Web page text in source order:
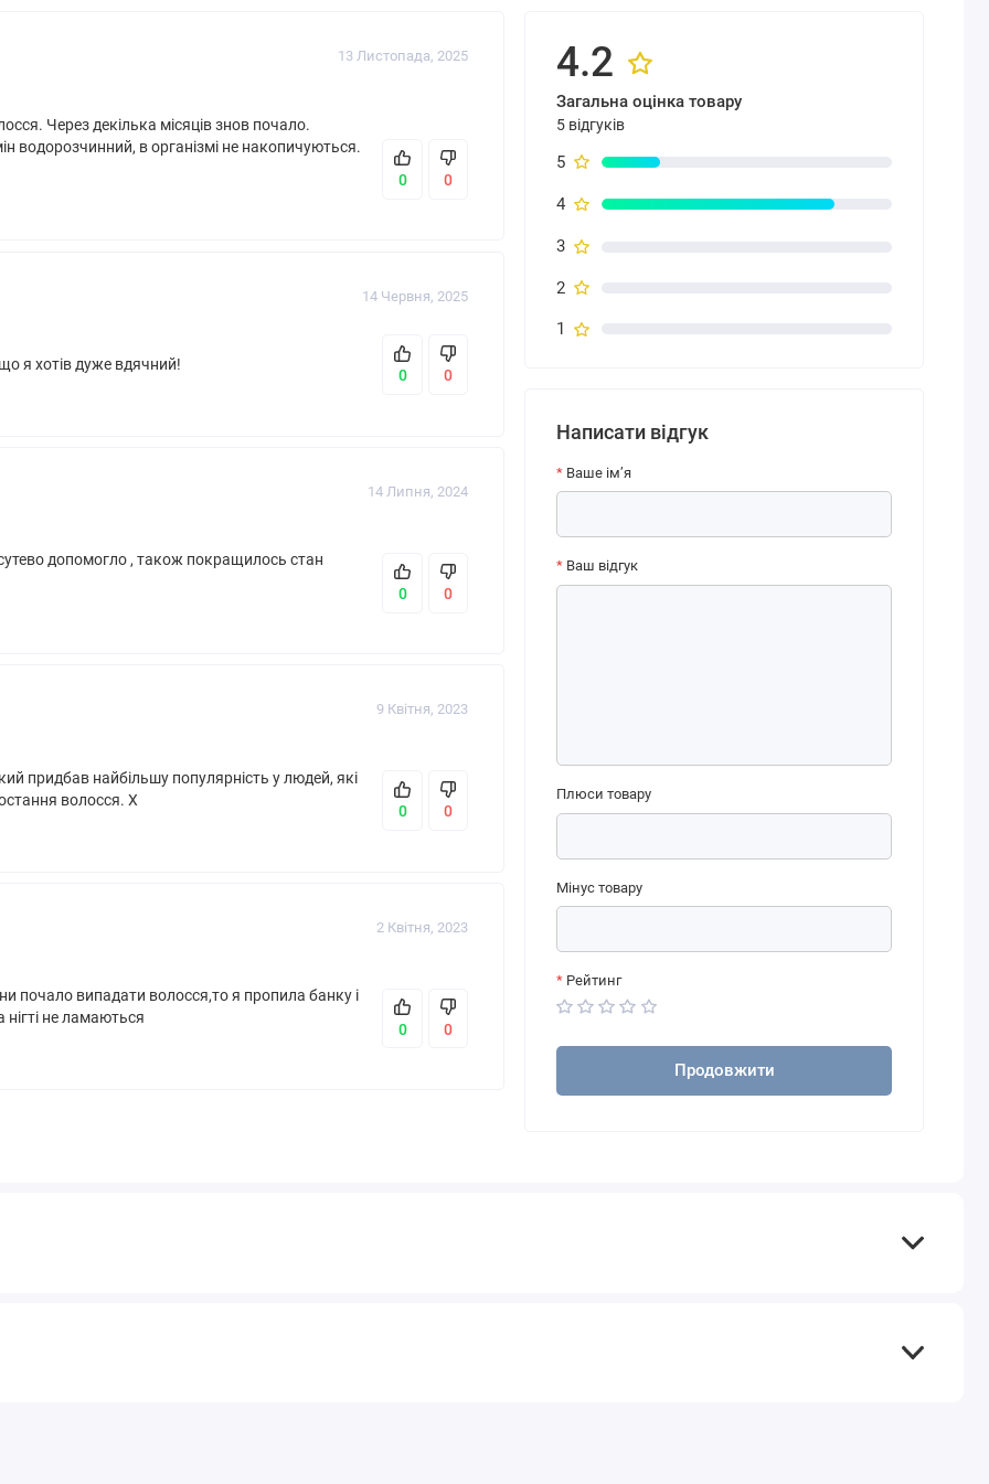
молюсків, Без пшениці, Без риби, Без сої, Без яєць,
GMP, Кошерний продукт, Підходить для веганів
13 Листопада, 2025
Через декілька місяців знов почало.
водорозчинний, в організмі не накопичуються.
0 0
14 Червня, 2025
я хотів дуже вдячний!
0 0
14 Липня, 2024
допомогло , також покращилось стан
0 0
9 Квітня, 2023
придбав найбільшу популярність у людей, які
волосся. Х
0 0
2 Квітня, 2023
почало випадати волосся,то я пропила банку і
не ламаються
0 0
4.2
Загальна оцінка товару
5 відгуків
5
4
3
2
1
Написати відгук
Ваше ім’я
Ваш відгук
Плюси товару
Мінус товару
Рейтинг
Продовжити